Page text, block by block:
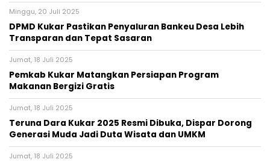
Minggu, 20 Juli 2025
DPMD Kukar Pastikan Penyaluran Bankeu Desa Lebih
Transparan dan Tepat Sasaran
Jumat, 18 Juli 2025
Pemkab Kukar Matangkan Persiapan Program
Makanan Bergizi Gratis
Jumat, 18 Juli 2025
Teruna Dara Kukar 2025 Resmi Dibuka, Dispar Dorong
Generasi Muda Jadi Duta Wisata dan UMKM
Jumat, 18 Juli 2025